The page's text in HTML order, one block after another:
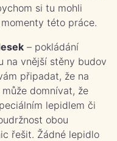
si tu mohli
této práce.
– pokládání
na vnější stěny budov
připadat, že na
domnívat, že
lepidlem či
obou
řešit. Žádné lepidlo